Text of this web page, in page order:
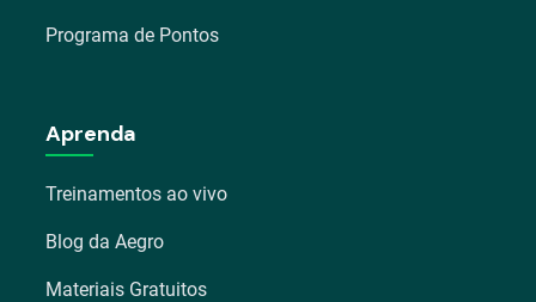
Programa de Pontos
Aprenda
Treinamentos ao vivo
Blog da Aegro
Materiais Gratuitos